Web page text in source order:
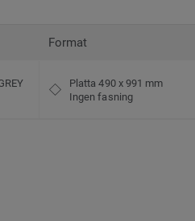
Format
Platta 490 x 991 mm
Ingen fasning